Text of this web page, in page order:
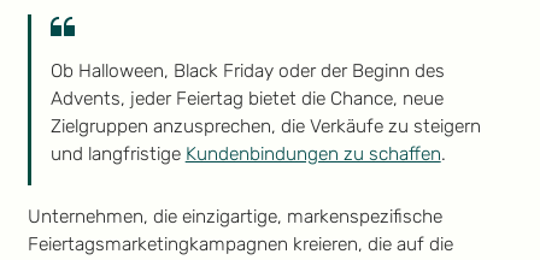
Ob Halloween, Black Friday oder der Beginn des
Advents, jeder Feiertag bietet die Chance, neue
Zielgruppen anzusprechen, die Verkäufe zu steigern
und langfristige Kundenbindungen zu schaffen.
Unternehmen, die einzigartige, markenspezifische
Feiertagsmarketingkampagnen kreieren, die auf die